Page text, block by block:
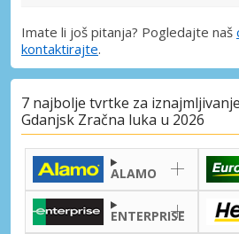
Imate li još pitanja? Pogledajte naš
kontaktirajte.
7 najbolje tvrtke za
Gdanjsk Zračna luka u 2026
ALAMO
ENTERPRISE